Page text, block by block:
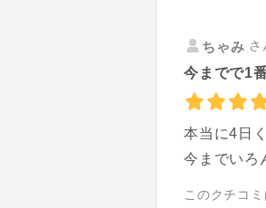
ちゃみ
今までで1
本当に4日
今までいろ
このクチコ